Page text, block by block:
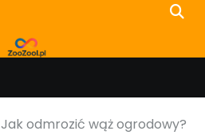
Jak odmrozić wąż ogrodowy?